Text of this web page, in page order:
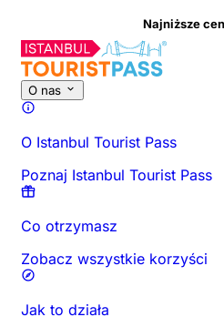
Najniższe ceny Pass!
O nas
O Istanbul Tourist Pass
Poznaj Istanbul Tourist Pass
Co otrzymasz
Zobacz wszystkie korzyści
Jak to działa
Przegląd